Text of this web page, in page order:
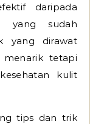
daripada
yang sudah
yang dirawat
tetapi
kulit
tips dan trik